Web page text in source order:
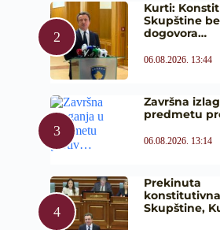
Kurti:
Skupštine
dogovora…
06.08.2026. 13:44
Završna
predmetu
06.08.2026. 13:14
Prekinuta
Skupštine,